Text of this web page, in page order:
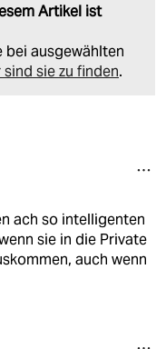
Artikel ist
ausgewählten
sind sie zu finden.
ach so intelligenten
sie in die Private
auch wenn